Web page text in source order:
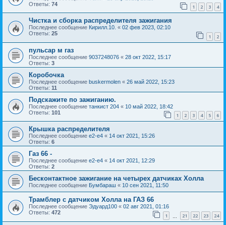
Ответы: 74 1 2 3 4
Чистка и сборка распределителя зажигания
Последнее сообщение Кирилл.10. « 02 фев 2023, 02:10
Ответы: 25 1 2
пульсар м газ
Последнее сообщение 9037248076 « 28 окт 2022, 15:17
Ответы: 3
Коробочка
Последнее сообщение buskermolen « 26 май 2022, 15:23
Ответы: 11
Подскажите по зажиганию.
Последнее сообщение танкист 204 « 10 май 2022, 18:42
Ответы: 101 1 2 3 4 5 6
Крышка распределителя
Последнее сообщение e2-e4 « 14 окт 2021, 15:26
Ответы: 6
Газ 66 -
Последнее сообщение e2-e4 « 14 окт 2021, 12:29
Ответы: 2
Бесконтактное зажигание на четырех датчиках Холла
Последнее сообщение Бумбараш « 10 сен 2021, 11:50
Трамблер с датчиком Холла на ГАЗ 66
Последнее сообщение Эдуард100 « 02 авг 2021, 01:16
Ответы: 472 1 21 22 23 24